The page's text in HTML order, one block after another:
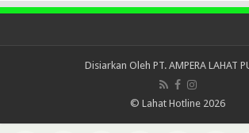
Disiarkan Oleh PT. AMPERA LAHAT
© Lahat Hotline 2026